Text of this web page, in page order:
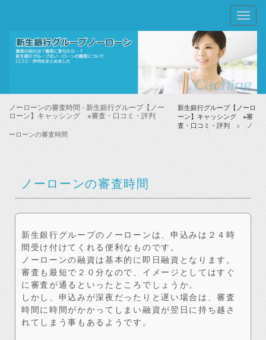
ノーローンの審査時間 - 新生銀行グループ【ノー
ローン】キャッシング ※審査・口コミ・評判
新生銀行グループ【ノーロ
ーン】キャッシング ※審
査・口コミ・評判> ノ
ーローンの審査時間
ノーローンの審査時間
新生銀行グループのノーローンは、申込みは２４時
間受け付けてくれる便利なものです。
ノーローンの融資は基本的に即日融資となります。
審査も最短で２０分なので、イメージとしてはすぐ
に審査が通るといったところでしょうか。
しかし、申込みが深夜だったりと遅い場合は、審査
時間に時間がかかってしまい融資が翌日に持ち越さ
れてしまう事もあるようです。